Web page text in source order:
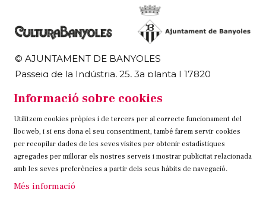
© AJUNTAMENT DE BANYOLES
Passeig de la Indústria, 25, 3a planta | 17820
972 58 18 48 | 972 57 00 50
Sitemap Avís Legal Ús de Cookies Contacteu
Link a instagram
Link a twitter
Link a facebook
Informació sobre cookies
Utilitzem cookies pròpies i de tercers per al correcte funcionament del
lloc web, i si ens dona el seu consentiment, també farem servir cookies
per recopilar dades de les seves visites per obtenir estadístiques
agregades per millorar els nostres serveis i mostrar publicitat relacionada
amb les seves preferències a partir dels seus hàbits de navegació.
Més informació